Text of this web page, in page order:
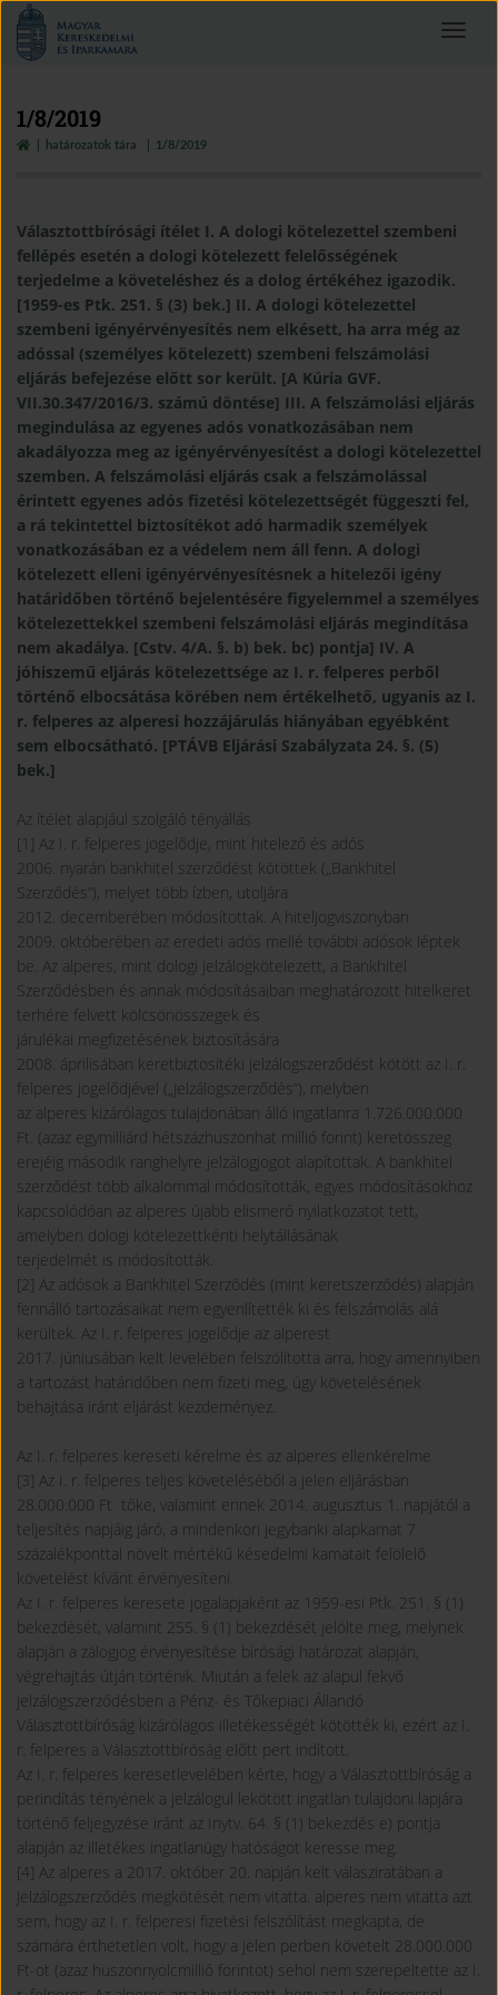
Magyar
Kereskedelmi
és
Toggle
1/8/2019
határozatok tára 1/8/2019
Választottbírósági ítélet I. A dologi kötelezettel szembeni
fellépés esetén a dologi kötelezett felelősségének
terjedelme a követeléshez és a dolog értékéhez igazodik.
[1959-es Ptk. 251. § (3) bek.] II. A dologi kötelezettel
szembeni igényérvényesítés nem elkésett, ha arra még az
adóssal (személyes kötelezett) szembeni felszámolási
eljárás befejezése előtt sor került. [A Kúria GVF.
VII.30.347/2016/3. számú döntése] III. A felszámolási eljárás
megindulása az egyenes adós vonatkozásában nem
akadályozza meg az igényérvényesítést a dologi kötelezettel
szemben. A felszámolási eljárás csak a felszámolással
érintett egyenes adós fizetési kötelezettségét függeszti fel,
a rá tekintettel biztosítékot adó harmadik személyek
vonatkozásában ez a védelem nem áll fenn. A dologi
kötelezett elleni igényérvényesítésnek a hitelezői igény
határidőben történő bejelentésére figyelemmel a személyes
kötelezettekkel szembeni felszámolási eljárás megindítása
nem akadálya. [Cstv. 4/A. §. b) bek. bc) pontja] IV. A
jóhiszemű eljárás kötelezettsége az I. r. felperes perből
történő elbocsátása körében nem értékelhető, ugyanis az I.
r. felperes az alperesi hozzájárulás hiányában egyébként
sem elbocsátható. [PTÁVB Eljárási Szabályzata 24. §. (5)
bek.]
Az ítélet alapjául szolgáló tényállás
[1] Az I. r. felperes jogelődje, mint hitelező és adós
2006. nyarán bankhitel szerződést kötöttek („Bankhitel
Szerződés”), melyet több ízben, utoljára
2012. decemberében módosítottak. A hiteljogviszonyban
2009. októberében az eredeti adós mellé további adósok léptek
be. Az alperes, mint dologi jelzálogkötelezett, a Bankhitel
Szerződésben és annak módosításaiban meghatározott hitelkeret
terhére felvett kölcsönösszegek és
járulékai megfizetésének biztosítására
2008. áprilisában keretbiztosítéki jelzálogszerződést kötött az I. r.
felperes jogelődjével („Jelzálogszerződés”), melyben
az alperes kizárólagos tulajdonában álló ingatlanra 1.726.000.000
Ft. (azaz egymilliárd hétszázhuszonhat millió forint) keretösszeg
erejéig második ranghelyre jelzálogjogot alapítottak. A bankhitel
szerződést több alkalommal módosították, egyes módosításokhoz
kapcsolódóan az alperes újabb elismerő nyilatkozatot tett,
amelyben dologi kötelezettkénti helytállásának
terjedelmét is módosították.
[2] Az adósok a Bankhitel Szerződés (mint keretszerződés) alapján
fennálló tartozásaikat nem egyenlítették ki és felszámolás alá
kerültek. Az I. r. felperes jogelődje az alperest
2017. júniusában kelt levelében felszólította arra, hogy amennyiben
a tartozást határidőben nem fizeti meg, úgy követelésének
behajtása iránt eljárást kezdeményez.
Az I. r. felperes kereseti kérelme és az alperes ellenkérelme
[3] Az I. r. felperes teljes követeléséből a jelen eljárásban
28.000.000 Ft tőke, valamint ennek 2014. augusztus 1. napjától a
teljesítés napjáig járó, a mindenkori jegybanki alapkamat 7
százalékponttal növelt mértékű késedelmi kamatait felölelő
követelést kívánt érvényesíteni.
Az I. r. felperes keresete jogalapjaként az 1959-esi Ptk. 251. § (1)
bekezdését, valamint 255. § (1) bekezdését jelölte meg, melynek
alapján a zálogjog érvényesítése bírósági határozat alapján,
végrehajtás útján történik. Miután a felek az alapul fekvő
jelzálogszerződésben a Pénz- és Tőkepiaci Állandó
Választottbíróság kizárólagos illetékességét kötötték ki, ezért az I.
r. felperes a Választottbíróság előtt pert indított.
Az I. r. felperes keresetlevelében kérte, hogy a Választottbíróság a
perindítás tényének a jelzálogul lekötött ingatlan tulajdoni lapjára
történő feljegyzése iránt az Inytv. 64. § (1) bekezdés e) pontja
alapján az illetékes ingatlanügy hatóságot keresse meg.
[4] Az alperes a 2017. október 20. napján kelt válasziratában a
Jelzálogszerződés megkötését nem vitatta. alperes nem vitatta azt
sem, hogy az I. r. felperesi fizetési felszólítást megkapta, de
számára érthetetlen volt, hogy a jelen perben követelt 28.000.000
Ft-ot (azaz huszonnyolcmillió forintot) sehol nem szerepeltette az I.